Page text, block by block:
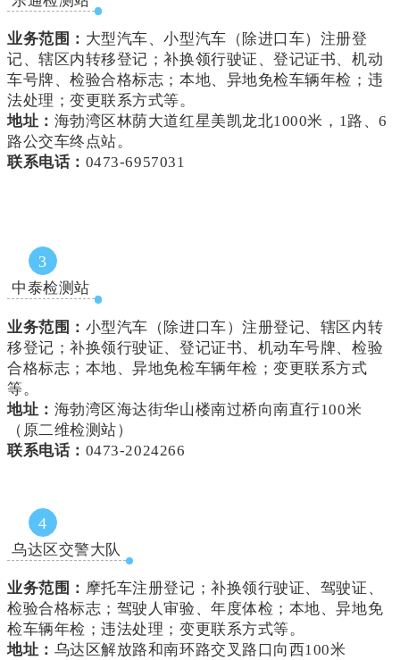
业务范围： 大型汽车、小型汽车（除进口车）注册登
记、辖区内转移登记；补换领行驶证、登记证书、机动
车号牌、检验合格标志；本地、异地免检车辆年检；违
法处理；变更联系方式等。
地址： 海勃湾区林荫大道红星美凯龙北1000米，1路、6
路公交车终点站。
联系电话： 0473-6957031
3
中泰检测站
业务范围： 小型汽车（除进口车）注册登记、辖区内转
移登记；补换领行驶证、登记证书、机动车号牌、检验
合格标志；本地、异地免检车辆年检；变更联系方式
等。
地址： 海勃湾区海达街华山楼南过桥向南直行100米
（原二维检测站）
联系电话： 0473-2024266
4
乌达区交警大队
业务范围： 摩托车注册登记；补换领行驶证、驾驶证、
检验合格标志；驾驶人审验、年度体检；本地、异地免
检车辆年检；违法处理；变更联系方式等。
地址： 乌达区解放路和南环路交叉路口向西100米